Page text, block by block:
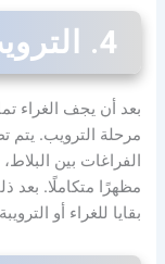
4. الترويب والتنظيف النهائي
مرحلة الترويب. يتم
الفراغات بين
مظهرًا متكاملًا. بعد
بقايا للغراء أو